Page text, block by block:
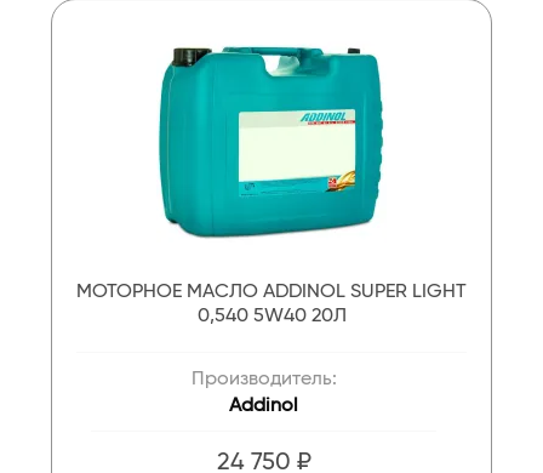
МОТОРНОЕ МАСЛО ADDINOL SUPER LIGHT
0,540 5W40 20Л
Производитель:
Addinol
24 750 ₽